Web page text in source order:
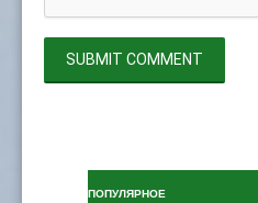
ПОПУЛЯРНОЕ